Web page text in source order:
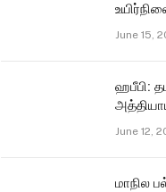
June 15,
ஹபீபி:
June 12,
மாநில